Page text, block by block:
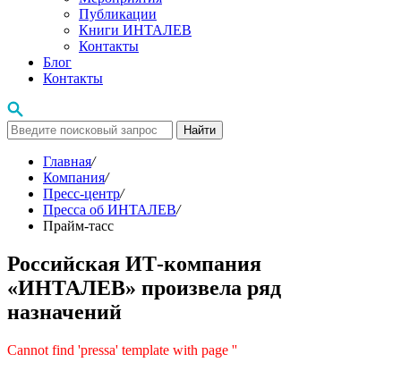
Публикации
Книги ИНТАЛЕВ
Контакты
Блог
Контакты
Найти
Главная/
Компания/
Пресс-центр/
Пресса об ИНТАЛЕВ/
Прайм-тасс
Российская ИТ-компания
«ИНТАЛЕВ» произвела ряд
назначений
Cannot find 'pressa' template with page ''